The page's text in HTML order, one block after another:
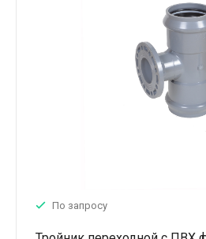
По запросу